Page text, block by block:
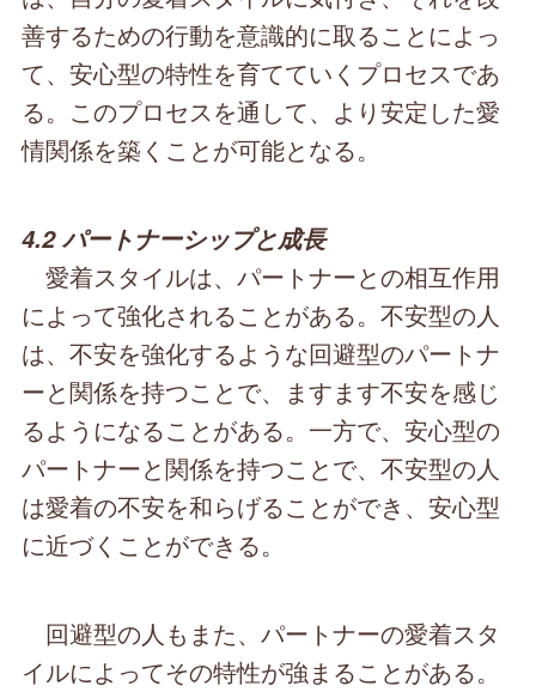
善するための行動を意識的に取ることによっ
て、安心型の特性を育てていくプロセスであ
る。このプロセスを通して、より安定した愛
情関係を築くことが可能となる。
4.2 パートナーシップと成長
愛着スタイルは、パートナーとの相互作用
によって強化されることがある。不安型の人
は、不安を強化するような回避型のパートナ
ーと関係を持つことで、ますます不安を感じ
るようになることがある。一方で、安心型の
パートナーと関係を持つことで、不安型の人
は愛着の不安を和らげることができ、安心型
に近づくことができる。
回避型の人もまた、パートナーの愛着スタ
イルによってその特性が強まることがある。